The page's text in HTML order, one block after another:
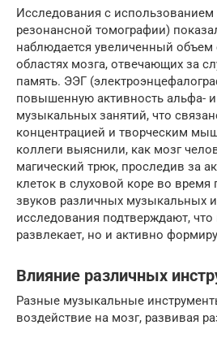
Исследования с
резонансной томографии)
наблюдается увеличенный объем
областях мозга, отвечающих за
память. ЭЭГ
повышенную активность альфа-
музыкальных занятий, что
концентрацией и творческим
коллеги выяснили, как мозг
магический трюк, проследив за
клеток в слуховой коре во
звуков различных музыкальных
исследования подтверждают,
развлекает, но и активно
Влияние различных
Разные музыкальные
воздействие на мозг, развивая